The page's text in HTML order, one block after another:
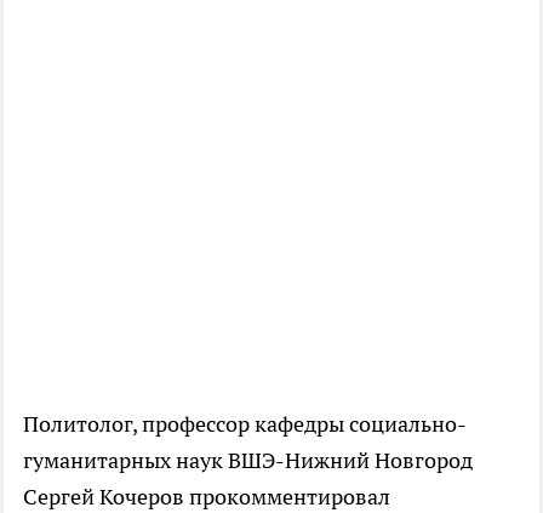
Политолог, профессор кафедры социально-
гуманитарных наук ВШЭ-Нижний Новгород
Сергей Кочеров прокомментировал